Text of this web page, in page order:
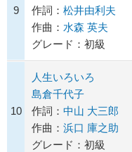
9
作詞： 松井由利夫
作曲： 水森 英夫
グレード：初級
10
人生いろいろ
島倉千代子
作詞： 中山 大三郎
作曲： 浜口 庫之助
グレード：初級